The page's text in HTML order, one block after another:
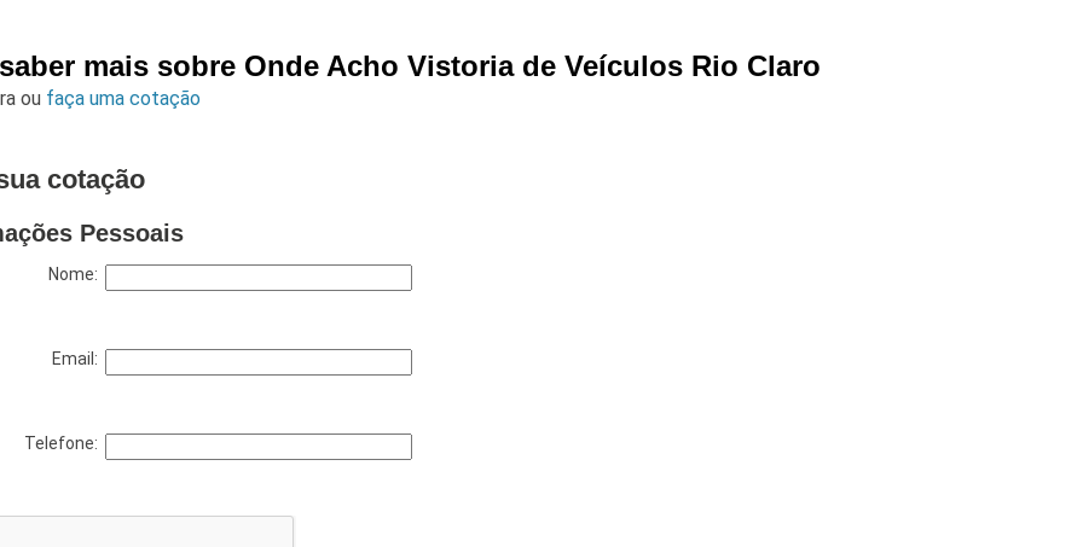
mais sobre Onde Acho Vistoria de Veículos Rio Claro
ou faça uma cotação
cotação
Pessoais
Nome:
Email:
Telefone: